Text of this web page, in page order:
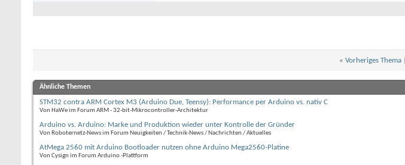
« Vorheriges Thema|
Ähnliche Themen
STM32 contra ARM Cortex M3 (Arduino Due, Teensy): Performance per Arduino vs. nativ C
Von HaWe im Forum ARM - 32-bit-Mikrocontroller-Architektur
Arduino vs. Arduino: Marke und Produktion wieder unter Kontrolle der Gründer
Von Roboternetz-News im Forum Neuigkeiten / Technik-News / Nachrichten / Aktuelles
AtMega 2560 mit Arduino Bootloader nutzen ohne Arduino Mega2560-Platine
Von Cysign im Forum Arduino -Plattform